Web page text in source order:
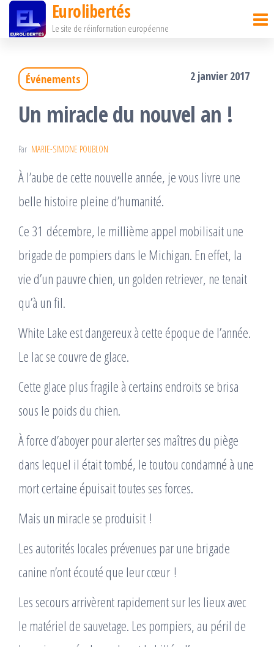
Passer
Eurolibertés
Le site de réinformation européenne
Événements 2 janvier 2017
Un miracle du nouvel an !
Par MARIE-SIMONE POUBLON
À l’aube de cette nouvelle année, je vous livre une
belle histoire pleine d’humanité.
Ce 31 décembre, le millième appel mobilisait une
brigade de pompiers dans le Michigan. En effet, la
vie d’un pauvre chien, un golden retriever, ne tenait
qu’à un fil.
White Lake est dangereux à cette époque de l’année.
Le lac se couvre de glace.
Cette glace plus fragile à certains endroits se brisa
sous le poids du chien.
À force d’aboyer pour alerter ses maîtres du piège
dans lequel il était tombé, le toutou condamné à une
mort certaine épuisait toutes ses forces.
Mais un miracle se produisit !
Les autorités locales prévenues par une brigade
canine n’ont écouté que leur cœur !
Les secours arrivèrent rapidement sur les lieux avec
le matériel de sauvetage. Les pompiers, au péril de